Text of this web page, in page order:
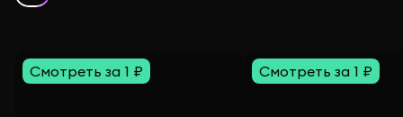
Смотреть за 1 ₽ Смотреть за 1 ₽